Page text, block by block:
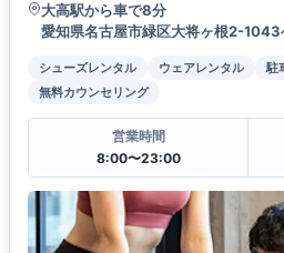
大高駅から車で8分
愛知県名古屋市緑区大将ヶ根2-1043
シューズレンタル ウェアレンタル 駐
無料カウンセリング
営業時間
8:00〜23:00